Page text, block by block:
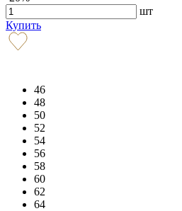
шт
Купить
46
48
50
52
54
56
58
60
62
64